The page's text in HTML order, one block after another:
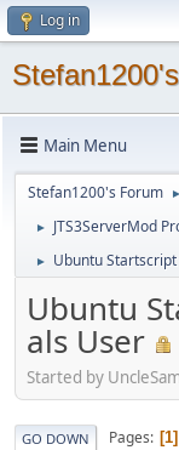
Log in
Main Menu
Stefan1200's Forum ►
► JTS3ServerMod
► Ubuntu
Ubuntu
als User
Started by
GO DOWN Pages 1